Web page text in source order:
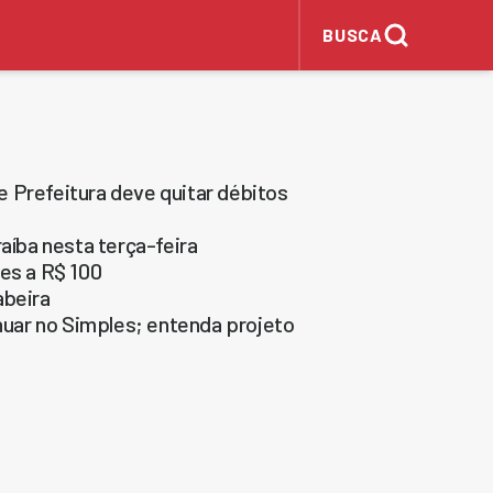
BUSCA
Prefeitura deve quitar débitos
nesta terça-feira
a R$ 100
no Simples; entenda projeto